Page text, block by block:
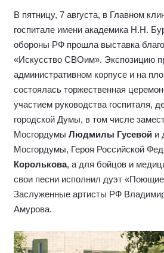
В пятницу, 7 августа, в Главном
госпитале имени академика Н.Н.
обороны РФ прошла выставка
«Искусство СВОим». Экспозицию
административном корпусе и на
состоялась торжественная
участием руководства госпиталя,
городской Думы, в том числе
Мосгордумы Людмилы Гусевой и
Мосгордумы, Героя Российской
Королькова, а для бойцов и
свои песни исполнил дуэт
Заслуженные артисты РФ
Амурова.